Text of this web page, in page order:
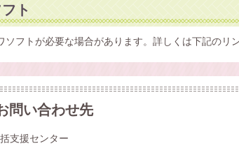
ト
フトが必要な場合があります。詳しくは下記のリ
問い合わせ先
支援センター